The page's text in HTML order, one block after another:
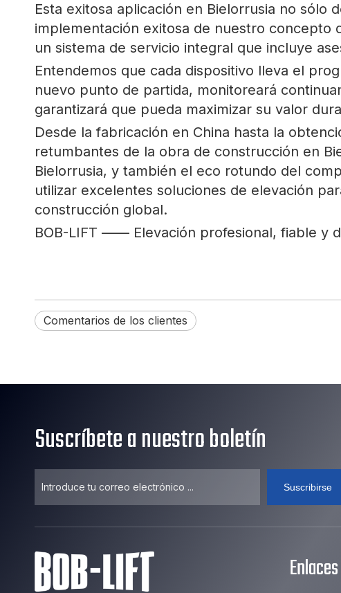
Esta exitosa aplicación en Bielorrusia no sólo
implementación exitosa de nuestro concepto
un sistema de servicio integral que incluye
Entendemos que cada dispositivo lleva el
nuevo punto de partida, monitoreará
garantizará que pueda maximizar su valor
Desde la fabricación en China hasta la
retumbantes de la obra de construcción en
Bielorrusia, y también el eco rotundo del
utilizar excelentes soluciones de elevación
construcción global.
BOB-LIFT —— Elevación profesional, fiable y
Comentarios de los clientes
Suscríbete a nuestro boletín
Suscribirse